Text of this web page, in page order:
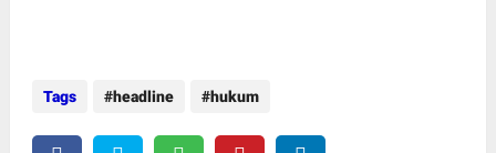
Tags headline hukum